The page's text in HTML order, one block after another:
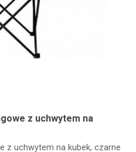
z uchwytem na
z uchwytem na kubek, czarne